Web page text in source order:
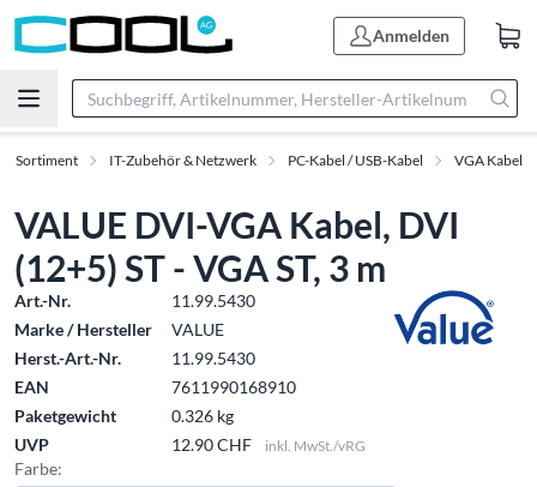
Anmelden
Sortiment IT-Zubehör & Netzwerk PC-Kabel / USB-Kabel VGA Kabel
VALUE DVI-VGA Kabel, DVI
(12+5) ST - VGA ST, 3 m
Art.-Nr.
11.99.5430
Marke / Hersteller
VALUE
Herst.-Art.-Nr.
11.99.5430
EAN
7611990168910
Paketgewicht
0.326 kg
UVP
12.90 CHF inkl. MwSt./vRG
Farbe: